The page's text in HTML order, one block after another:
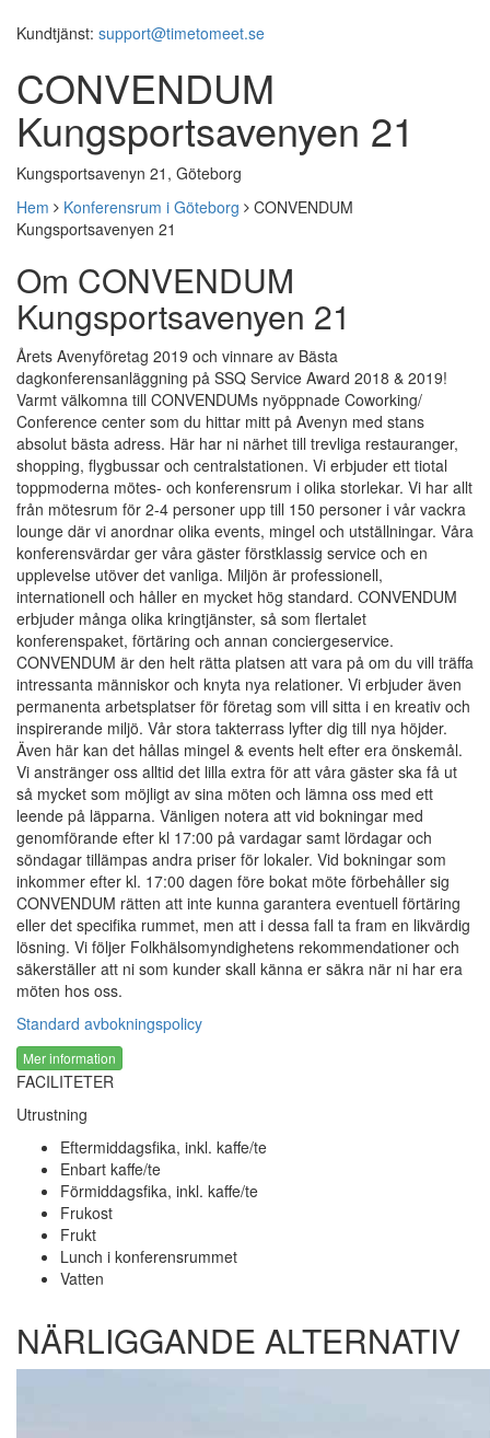
Kundtjänst: support@timetomeet.se
CONVENDUM
Kungsportsavenyen 21
Kungsportsavenyn 21, Göteborg
Hem
Konferensrum i Göteborg
CONVENDUM
Kungsportsavenyen 21
Om CONVENDUM
Kungsportsavenyen 21
Årets Avenyföretag 2019 och vinnare av Bästa
dagkonferensanläggning på SSQ Service Award 2018 & 2019!
Varmt välkomna till CONVENDUMs nyöppnade Coworking/
Conference center som du hittar mitt på Avenyn med stans
absolut bästa adress. Här har ni närhet till trevliga restauranger,
shopping, flygbussar och centralstationen. Vi erbjuder ett tiotal
toppmoderna mötes- och konferensrum i olika storlekar. Vi har allt
från mötesrum för 2-4 personer upp till 150 personer i vår vackra
lounge där vi anordnar olika events, mingel och utställningar. Våra
konferensvärdar ger våra gäster förstklassig service och en
upplevelse utöver det vanliga. Miljön är professionell,
internationell och håller en mycket hög standard. CONVENDUM
erbjuder många olika kringtjänster, så som flertalet
konferenspaket, förtäring och annan conciergeservice.
CONVENDUM är den helt rätta platsen att vara på om du vill träffa
intressanta människor och knyta nya relationer. Vi erbjuder även
permanenta arbetsplatser för företag som vill sitta i en kreativ och
inspirerande miljö. Vår stora takterrass lyfter dig till nya höjder.
Även här kan det hållas mingel & events helt efter era önskemål.
Vi anstränger oss alltid det lilla extra för att våra gäster ska få ut
så mycket som möjligt av sina möten och lämna oss med ett
leende på läpparna. Vänligen notera att vid bokningar med
genomförande efter kl 17:00 på vardagar samt lördagar och
söndagar tillämpas andra priser för lokaler. Vid bokningar som
inkommer efter kl. 17:00 dagen före bokat möte förbehåller sig
CONVENDUM rätten att inte kunna garantera eventuell förtäring
eller det specifika rummet, men att i dessa fall ta fram en likvärdig
lösning. Vi följer Folkhälsomyndighetens rekommendationer och
säkerställer att ni som kunder skall känna er säkra när ni har era
möten hos oss.
Standard avbokningspolicy
Mer information
FACILITETER
Utrustning
Eftermiddagsfika, inkl. kaffe/te
Enbart kaffe/te
Förmiddagsfika, inkl. kaffe/te
Frukost
Frukt
Lunch i konferensrummet
Vatten
NÄRLIGGANDE ALTERNATIV